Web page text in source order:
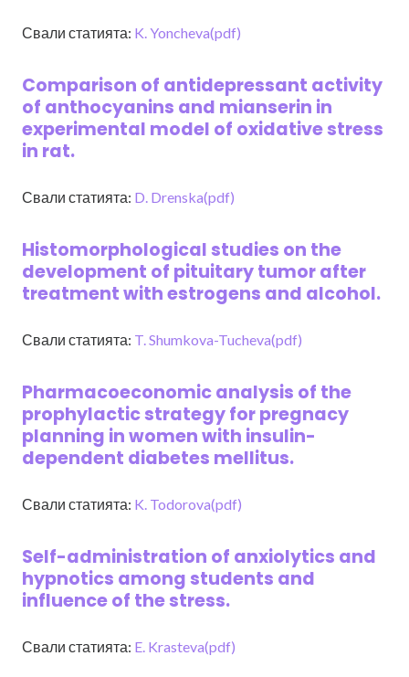
Свали статията: K. Yoncheva(pdf)
Comparison of antidepressant activity
of anthocyanins and mianserin in
experimental model of oxidative stress
in rat.
Свали статията: D. Drenska(pdf)
Histomorphological studies on the
development of pituitary tumor after
treatment with estrogens and alcohol.
Свали статията: T. Shumkova-Tucheva(pdf)
Pharmacoeconomic analysis of the
prophylactic strategy for pregnacy
planning in women with insulin-
dependent diabetes mellitus.
Свали статията: K. Todorova(pdf)
Self-administration of anxiolytics and
hypnotics among students and
influence of the stress.
Свали статията: E. Krasteva(pdf)